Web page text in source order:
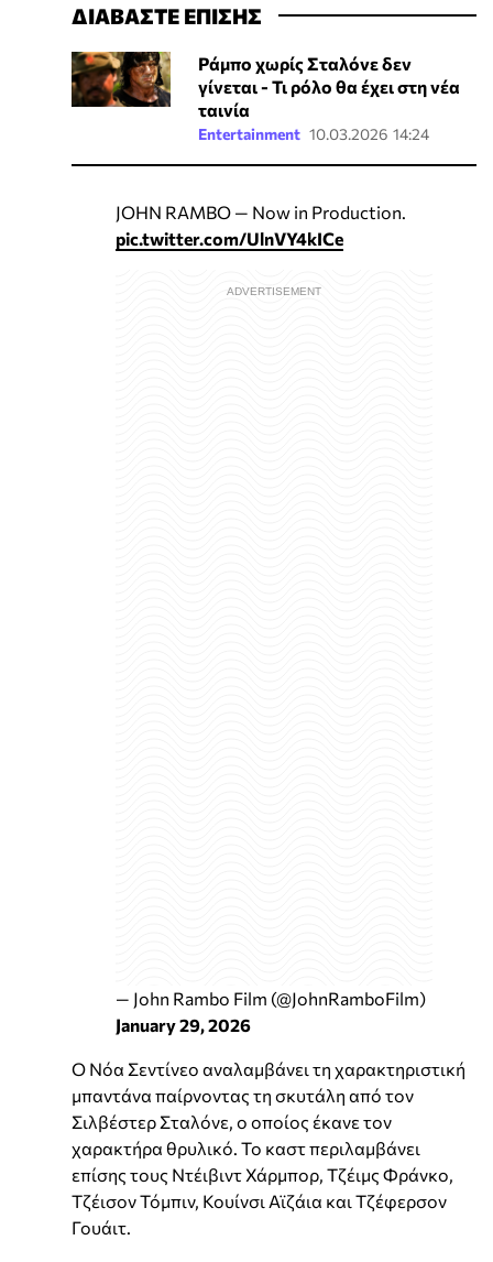
ΔΙΑΒΑΣΤΕ ΕΠΙΣΗΣ
Ράμπο χωρίς Σταλόνε δεν
γίνεται - Τι ρόλο θα έχει στη νέα
ταινία
Entertainment 10.03.2026 14:24
JOHN RAMBO — Now in Production.
pic.twitter.com/UlnVY4kICe
— John Rambo Film (@JohnRamboFilm)
January 29, 2026
Ο Νόα Σεντίνεο αναλαμβάνει τη χαρακτηριστική
μπαντάνα παίρνοντας τη σκυτάλη από τον
Σιλβέστερ Σταλόνε, ο οποίος έκανε τον
χαρακτήρα θρυλικό. Το καστ περιλαμβάνει
επίσης τους Ντέιβιντ Χάρμπορ, Τζέιμς Φράνκο,
Τζέισον Τόμπιν, Κουίνσι Αϊζάια και Τζέφερσον
Γουάιτ.